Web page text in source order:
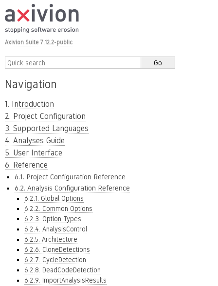
Axivion Suite 7.12.2-public
Navigation
1. Introduction
2. Project Configuration
3. Supported Languages
4. Analyses Guide
5. User Interface
6. Reference
6.1. Project Configuration Reference
6.2. Analysis Configuration Reference
6.2.1. Global Options
6.2.2. Common Options
6.2.3. Option Types
6.2.4. AnalysisControl
6.2.5. Architecture
6.2.6. CloneDetections
6.2.7. CycleDetection
6.2.8. DeadCodeDetection
6.2.9. ImportAnalysisResults